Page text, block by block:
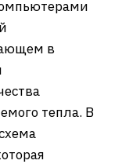
в
тепла. В